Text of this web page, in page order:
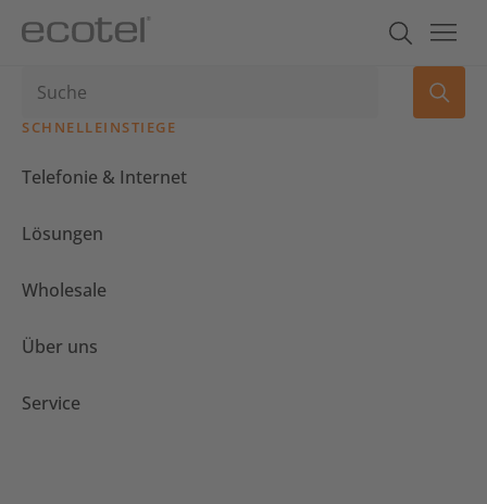
SCHNELLEINSTIEGE
Telefonie & Internet
Lösungen
Wholesale
Über uns
Service